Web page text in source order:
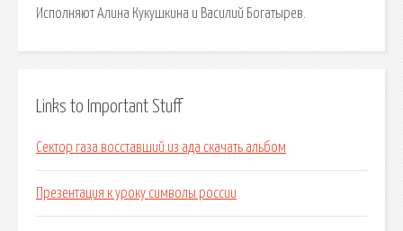
Исполняют Алина Кукушкина и Василий Богатырев.
Links to Important Stuff
Сектор газа восставший из ада скачать альбом
Презентация к уроку символы россии